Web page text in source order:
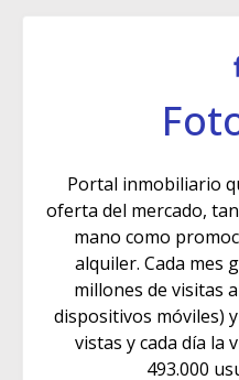
Portal inmobiliario
oferta del mercado,
mano como
alquiler. Cada mes
millones de visitas
dispositivos móviles)
vistas y cada día la
493.000